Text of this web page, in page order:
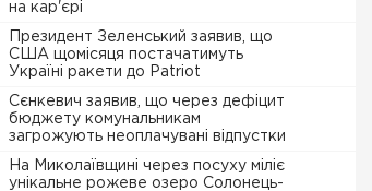
на кар'єрі
Президент Зеленський заявив, що
США щомісяця постачатимуть
Україні ракети до Patriot
Сєнкевич заявив, що через дефіцит
бюджету комунальникам
загрожують неоплачувані відпустки
На Миколаївщині через посуху міліє
унікальне рожеве озеро Солонець-